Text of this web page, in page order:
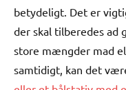
betydeligt. Det er
der skal tilberedes ad
store mængder mad
samtidigt, kan det